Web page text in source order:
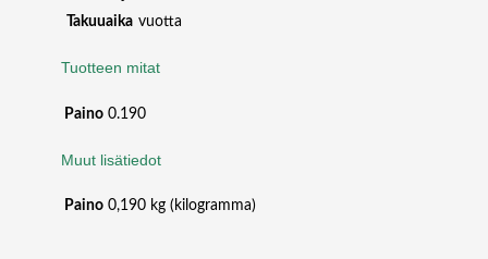
Takuuaika vuotta
Tuotteen mitat
Paino 0.190
Muut lisätiedot
Paino 0,190 kg (kilogramma)